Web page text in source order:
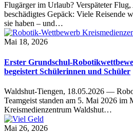
Flugärger im Urlaub? Verspäteter
beschädigtes Gepäck: Viele Reisende
sie haben – und…
Mai 18, 2026
Erster Grundschul-
begeistert Schülerinnen und Schüler
Waldshut-Tiengen, 18.05.2026 —
Teamgeist standen am 5. Mai 2026 im
Kreismedienzentrum Waldshut…
Mai 26, 2026